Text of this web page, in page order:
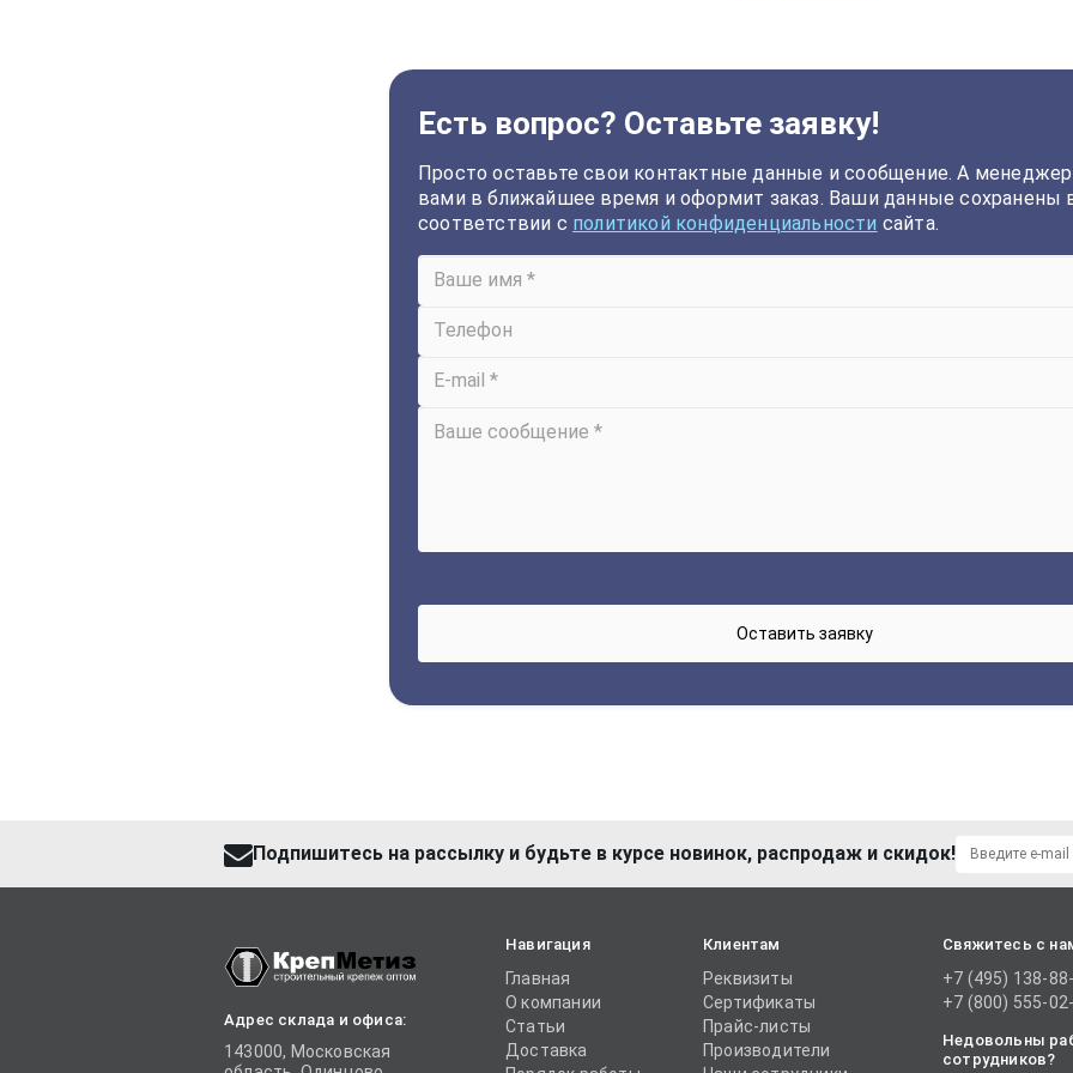
Есть вопрос? Оставьте заявку!
Просто оставьте свои контактные данные и сообщение. А
вами в ближайшее время и оформит заказ. Ваши данные сохранены
соответствии с политикой конфиденциальности сайта.
Подпишитесь на рассылку и будьте в курсе новинок, распродаж и скидок!
Адрес склада и офиса:
143000, Московская
Навигация
Главная
О компании
Статьи
Доставка
Клиентам
Реквизиты
Сертификаты
Прайс-листы
Производители
Свяжитесь с
+7 (495) 138-
+7 (800) 555-
Недовольны
сотрудников?